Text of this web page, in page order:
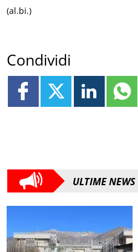
(al.bi.)
Condividi
ULTIME NEWS